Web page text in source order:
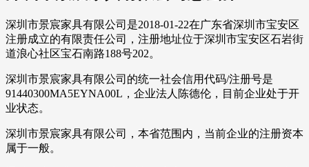
深圳市景宸家具有限公司是2018-01-22在广东省深圳市宝安区
注册成立的有限责任公司，注册地址位于深圳市宝安区石岩街
道浪心社区宝石南路188号202。
深圳市景宸家具有限公司的统一社会信用代码/注册号是
91440300MA5EYNA00L，企业法人陈德伦，目前企业处于开
业状态。
深圳市景宸家具有限公司，本省范围内，当前企业的注册资本
属于一般。